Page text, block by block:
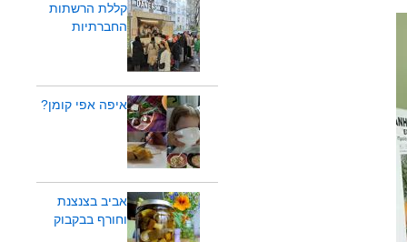
קללת הרשתות
החברתיות
איפה אפי קומן?
אביב בצנצנת
וחורף בבקבוק